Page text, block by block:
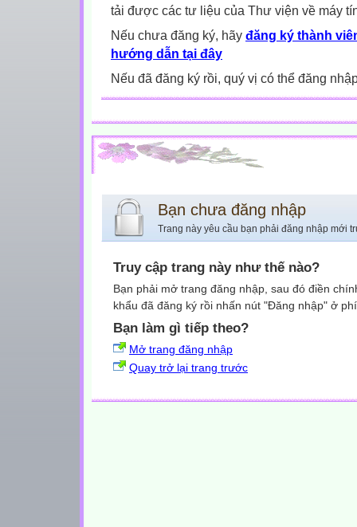
tải được các tư liệu của Thư viện về máy
Nếu chưa đăng ký, hãy đăng ký thành
hướng dẫn tại đây
Nếu đã đăng ký rồi, quý vị có thể đăng
Bạn chưa đăng nhập
Trang này yêu cầu bạn phải đăng nhập mới
Truy cập trang này như thế nào?
Bạn phải mở trang đăng nhập, sau đó điền
khẩu đã đăng ký rồi nhấn nút "Đăng nhập" ở
Bạn làm gì tiếp theo?
Mở trang đăng nhập
Quay trở lại trang trước